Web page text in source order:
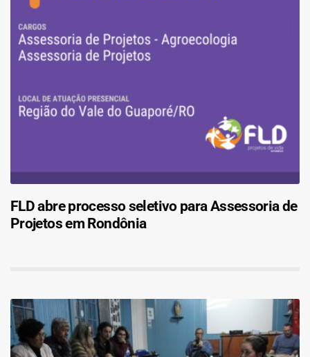
FLD abre processo seletivo para Assessoria de
Projetos em Rondônia